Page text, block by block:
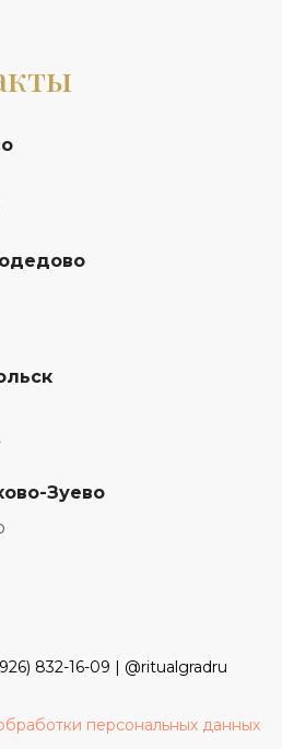
Зуево
832-16-09 | @ritualgradru
персональных данных